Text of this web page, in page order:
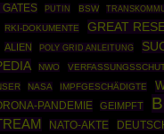
GATES PUTIN BSW
RKI-DOKUMENTE GREAT
ALIEN POLY GRID ANLEITUNG
NWO
NASA IMPFGESCHÄDIGTE
PANDEMIE GEIMPFT
NATO-AKTE